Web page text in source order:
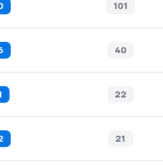
101
40
22
21